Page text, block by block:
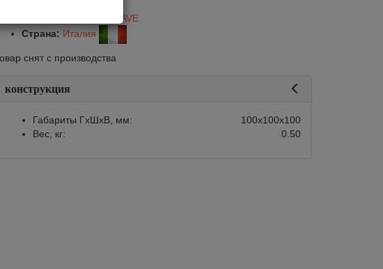
AGAVE
Страна: Италия
снят с производства
конструкция
Габариты ГхШхВ, мм:
100х100х100
Вес, кг:
0.50